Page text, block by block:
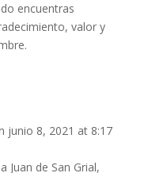
encuentras
valor y
junio 8, 2021 at 8:17
Juan de San Grial,